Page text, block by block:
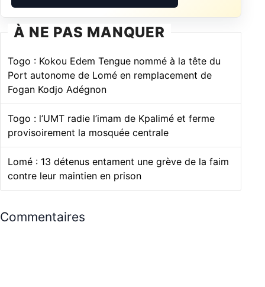
À NE PAS MANQUER
Togo : Kokou Edem Tengue nommé à la tête du
Port autonome de Lomé en remplacement de
Fogan Kodjo Adégnon
Togo : l’UMT radie l’imam de Kpalimé et ferme
provisoirement la mosquée centrale
Lomé : 13 détenus entament une grève de la faim
contre leur maintien en prison
Commentaires